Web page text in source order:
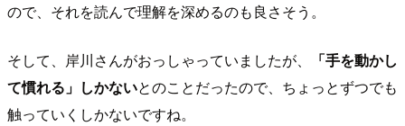
ので、それを読んで理解を深めるのも良さそう。
そして、岸川さんがおっしゃっていましたが、
「手を動かし
て慣れる」しかないとのことだったので、ちょっとずつでも
触っていくしかないですね。